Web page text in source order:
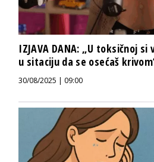
IZJAVA DANA: „U toksičnoj
u sitaciju da se osećaš
30/08/2025 | 09:00